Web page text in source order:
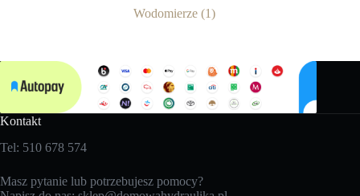
Wodomierze(1)
Kontakt
Tel: 510 678 574
Masz pytanie lub potrzebujesz pomocy?